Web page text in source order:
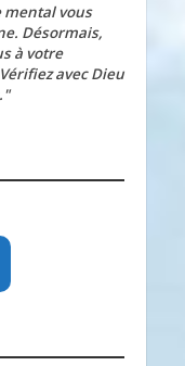
mental vous
Désormais,
à votre
avec Dieu